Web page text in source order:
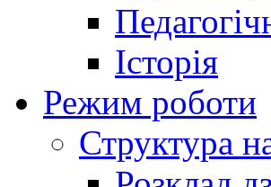
Історія
Режим роботи
Структура